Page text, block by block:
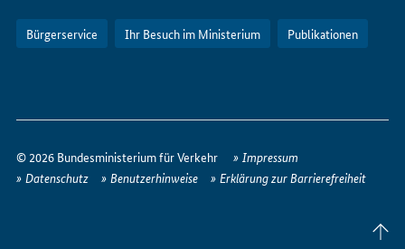
Bürgerservice Ihr Besuch im Ministerium Publikationen
erreichen
Sie
© 2026 Bundesministerium für Verkehr
Impressum
Datenschutz
Benutzerhinweise Erklärung zur Barrierefreiheit